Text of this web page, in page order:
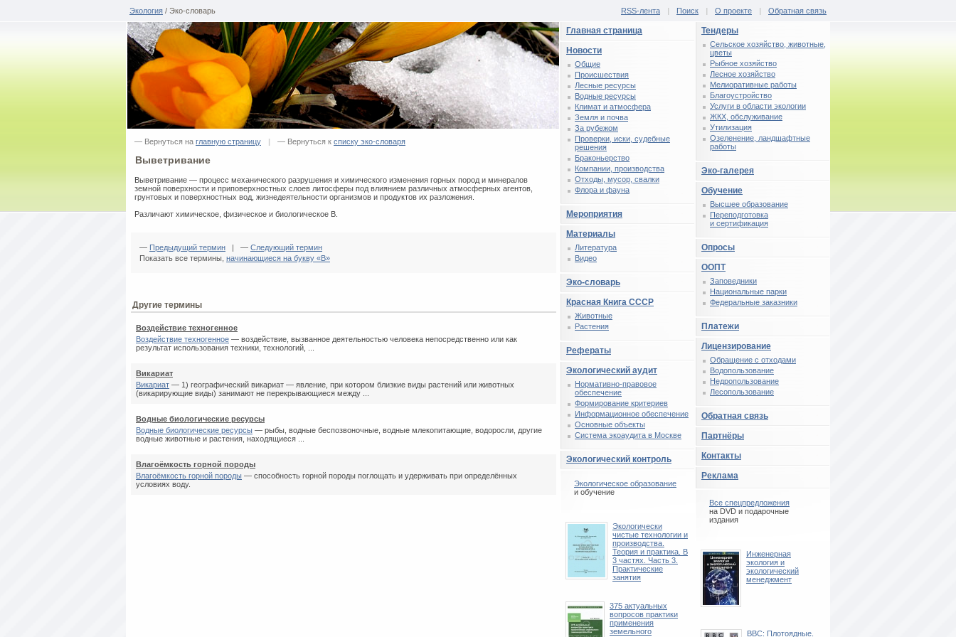
Экология / Эко-словарь RSS-лента | Поиск | О проекте | Обратная связь
— Вернуться на главную страницу | — Вернуться к списку эко-словаря
Выветривание
Выветривание — процесс механического разрушения и химического изменения горных пород и минералов
земной поверхности и приповерхностных слоев литосферы под влиянием различных атмосферных агентов,
грунтовых и поверхностных вод, жизнедеятельности организмов и продуктов их разложения.
Различают химическое, физическое и биологическое В.
— Предыдущий термин | — Следующий термин
Показать все термины, начинающиеся на букву «В»
Другие термины
Воздействие техногенное
Воздействие техногенное — воздействие, вызванное деятельностью человека непосредственно или как
результат использования техники, технологий, ...
Викариат
Викариат — 1) географический викариат — явление, при котором близкие виды растений или животных
(викарирующие виды) занимают не перекрывающиеся между ...
Водные биологические ресурсы
Водные биологические ресурсы — рыбы, водные беспозвоночные, водные млекопитающие, водоросли, другие
водные животные и растения, находящиеся ...
Влагоёмкость горной породы
Влагоёмкость горной породы — способность горной породы поглощать и удерживать при определённых
условиях воду.
Тендеры
Сельское хозяйство, животные,
цветы
Рыбное хозяйство
Лесное хозяйство
Мелиоративные работы
Благоустройство
Услуги в области экологии
ЖКХ, обслуживание
Утилизация
Озеленение, ландшафтные
работы
Эко-галерея
Обучение
Высшее образование
Переподготовка
и сертификация
Опросы
ООПТ
Заповедники
Национальные парки
Федеральные заказники
Платежи
Лицензирование
Обращение с отходами
Водопользование
Недропользование
Лесопользование
Обратная связь
Партнёры
Контакты
Реклама
Все спецпредложения
на DVD и подарочные
издания
Инженерная
экология и
экологический
менеджмент
BBC: Плотоядные.
Главная страница
Новости
Общие
Происшествия
Лесные ресурсы
Водные ресурсы
Климат и атмосфера
Земля и почва
За рубежом
Проверки, иски, судебные
решения
Браконьерство
Компании, производства
Отходы, мусор, свалки
Флора и фауна
Мероприятия
Материалы
Литература
Видео
Эко-словарь
Красная Книга СССР
Животные
Растения
Рефераты
Экологический аудит
Нормативно-правовое
обеспечение
Формирование критериев
Информационное обеспечение
Основные объекты
Система экоаудита в Москве
Экологический контроль
Экологическое образование
и обучение
Экологически
чистые технологии и
производства.
Теория и практика. В
3 частях. Часть 3.
Практические
занятия
375 актуальных
вопросов практики
применения
земельного